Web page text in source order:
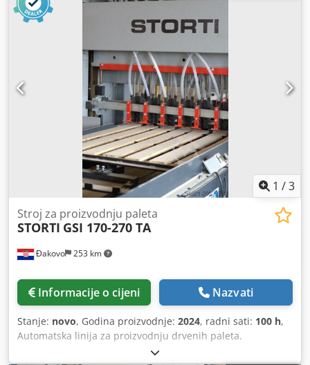
1 /3
Đakovo 253 km
Stroj za proizvodnju paleta
STORTI GSI 170-270 TA
Informacije o cijeni Nazvati
Stanje: novo, Godina proizvodnje: 2024, radni sati: 100 h,
Automatska linija za proizvodnju drvenih paleta.
Proizvođač - STORTI Godina - 2024 Kapacitet - 4-5